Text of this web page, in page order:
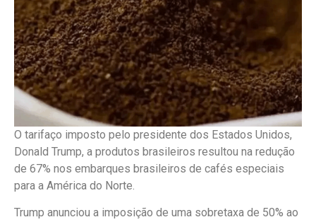
O tarifaço imposto pelo presidente dos Estados Unidos,
Donald Trump, a produtos brasileiros resultou na redução
de 67% nos embarques brasileiros de cafés especiais
para a América do Norte.
Trump anunciou a imposição de uma sobretaxa de 50% ao